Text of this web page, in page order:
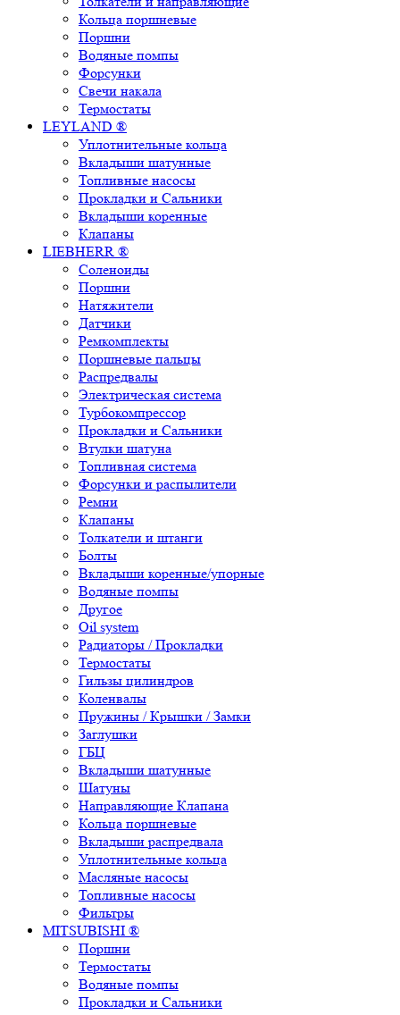
Кольца поршневые
Поршни
Водяные помпы
Форсунки
Свечи накала
Термостаты
LEYLAND ®
Уплотнительные кольца
Вкладыши шатунные
Топливные насосы
Прокладки и Сальники
Вкладыши коренные
Клапаны
LIEBHERR ®
Соленоиды
Поршни
Натяжители
Датчики
Ремкомплекты
Поршневые пальцы
Распредвалы
Электрическая система
Турбокомпрессор
Прокладки и Сальники
Втулки шатуна
Топливная система
Форсунки и распылители
Ремни
Клапаны
Толкатели и штанги
Болты
Вкладыши коренные/упорные
Водяные помпы
Другое
Oil system
Радиаторы / Прокладки
Термостаты
Гильзы цилиндров
Коленвалы
Пружины / Крышки / Замки
Заглушки
ГБЦ
Вкладыши шатунные
Шатуны
Направляющие Клапана
Кольца поршневые
Вкладыши распредвала
Уплотнительные кольца
Масляные насосы
Топливные насосы
Фильтры
MITSUBISHI ®
Поршни
Термостаты
Водяные помпы
Прокладки и Сальники